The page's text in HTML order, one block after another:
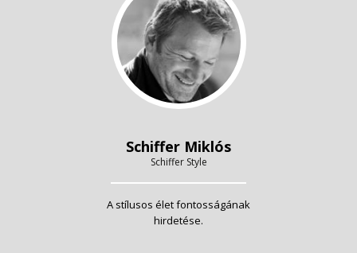
Schiffer Miklós
Schiffer Style
A stílusos élet fontosságának
hirdetése.